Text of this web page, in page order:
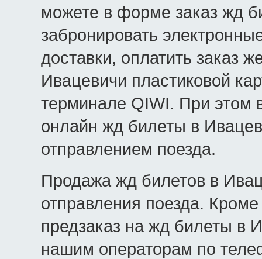
можете в форме заказ жд
забронировать
доставки, оплатить заказ
Ивацевичи пластиковой
терминале QIWI. При этом
онлайн жд билеты в
отправлением поезда.
Продажа жд билетов в
отправления поезда.
предзаказ на жд билеты в
нашим операторам по